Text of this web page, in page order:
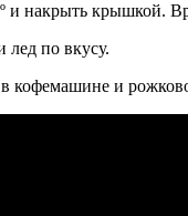
и накрыть крышкой.
лед по вкусу.
кофемашине и